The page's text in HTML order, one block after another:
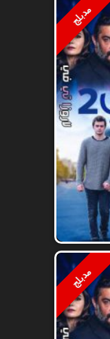
مدبلج
مدبلج